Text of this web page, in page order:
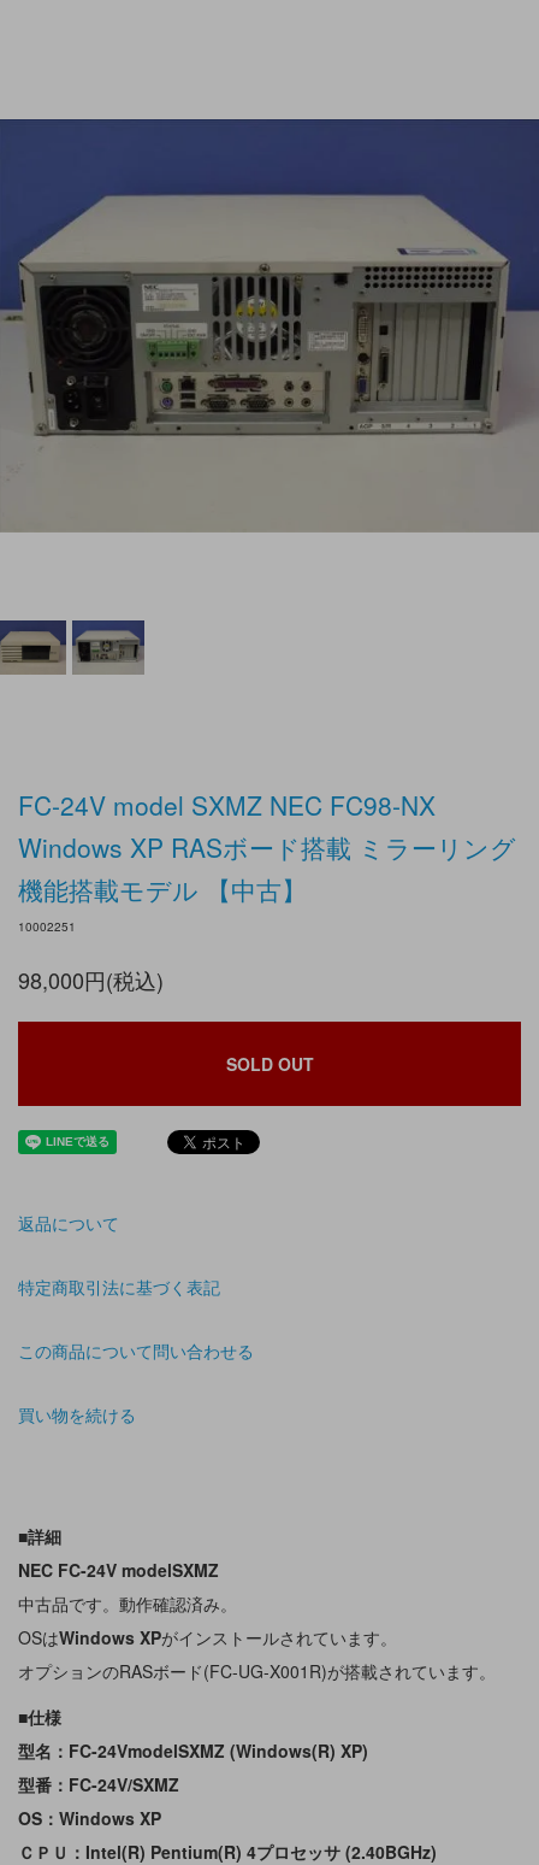
FC-24V model SXMZ NEC FC98-NX
Windows XP RASボード搭載 ミラーリング
機能搭載モデル 【中古】
10002251
98,000円(税込)
SOLD OUT
返品について
特定商取引法に基づく表記
この商品について問い合わせる
買い物を続ける
■詳細
NEC FC-24V modelSXMZ
中古品です。動作確認済み。
OSはWindows XPがインストールされています。
オプションのRASボード(FC-UG-X001R)が搭載されています。
■仕様
型名：FC-24VmodelSXMZ (Windows(R) XP)
型番：FC-24V/SXMZ
OS：Windows XP
ＣＰＵ：Intel(R) Pentium(R) 4プロセッサ (2.40BGHz)